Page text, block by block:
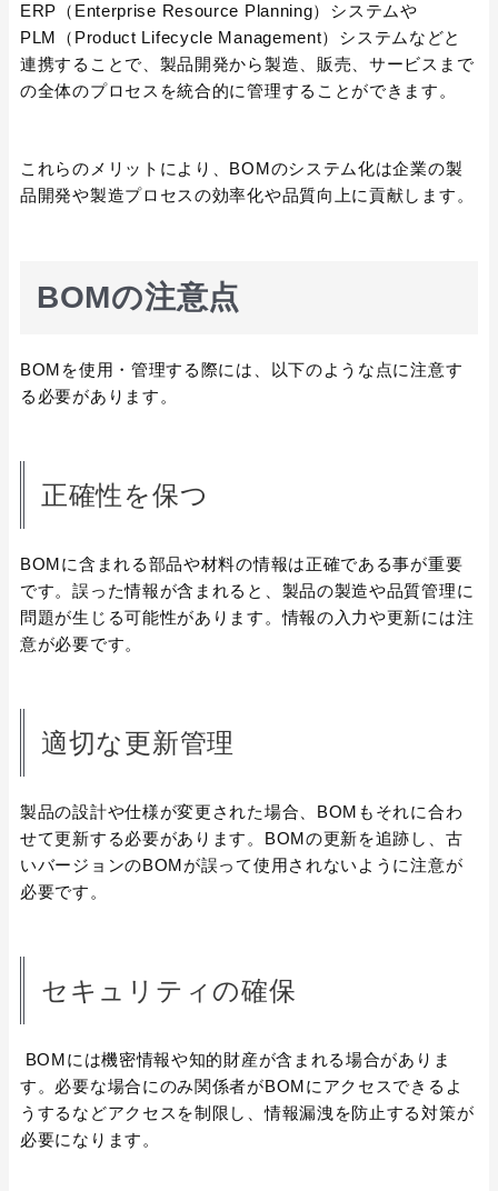
ERP（Enterprise Resource Planning）システムや
PLM（Product Lifecycle Management）システムなどと
連携することで、製品開発から製造、販売、サービスまで
の全体のプロセスを統合的に管理することができます。
これらのメリットにより、BOMのシステム化は企業の製
品開発や製造プロセスの効率化や品質向上に貢献します。
BOMの注意点
BOMを使用・管理する際には、以下のような点に注意す
る必要があります。
正確性を保つ
BOMに含まれる部品や材料の情報は正確である事が重要
です。誤った情報が含まれると、製品の製造や品質管理に
問題が生じる可能性があります。情報の入力や更新には注
意が必要です。
適切な更新管理
製品の設計や仕様が変更された場合、BOMもそれに合わ
せて更新する必要があります。BOMの更新を追跡し、古
いバージョンのBOMが誤って使用されないように注意が
必要です。
セキュリティの確保
BOMには機密情報や知的財産が含まれる場合がありま
す。必要な場合にのみ関係者がBOMにアクセスできるよ
うするなどアクセスを制限し、情報漏洩を防止する対策が
必要になります。